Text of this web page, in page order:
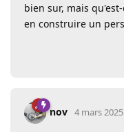
bien sur, mais
en construire un
nov 4 mars 2025